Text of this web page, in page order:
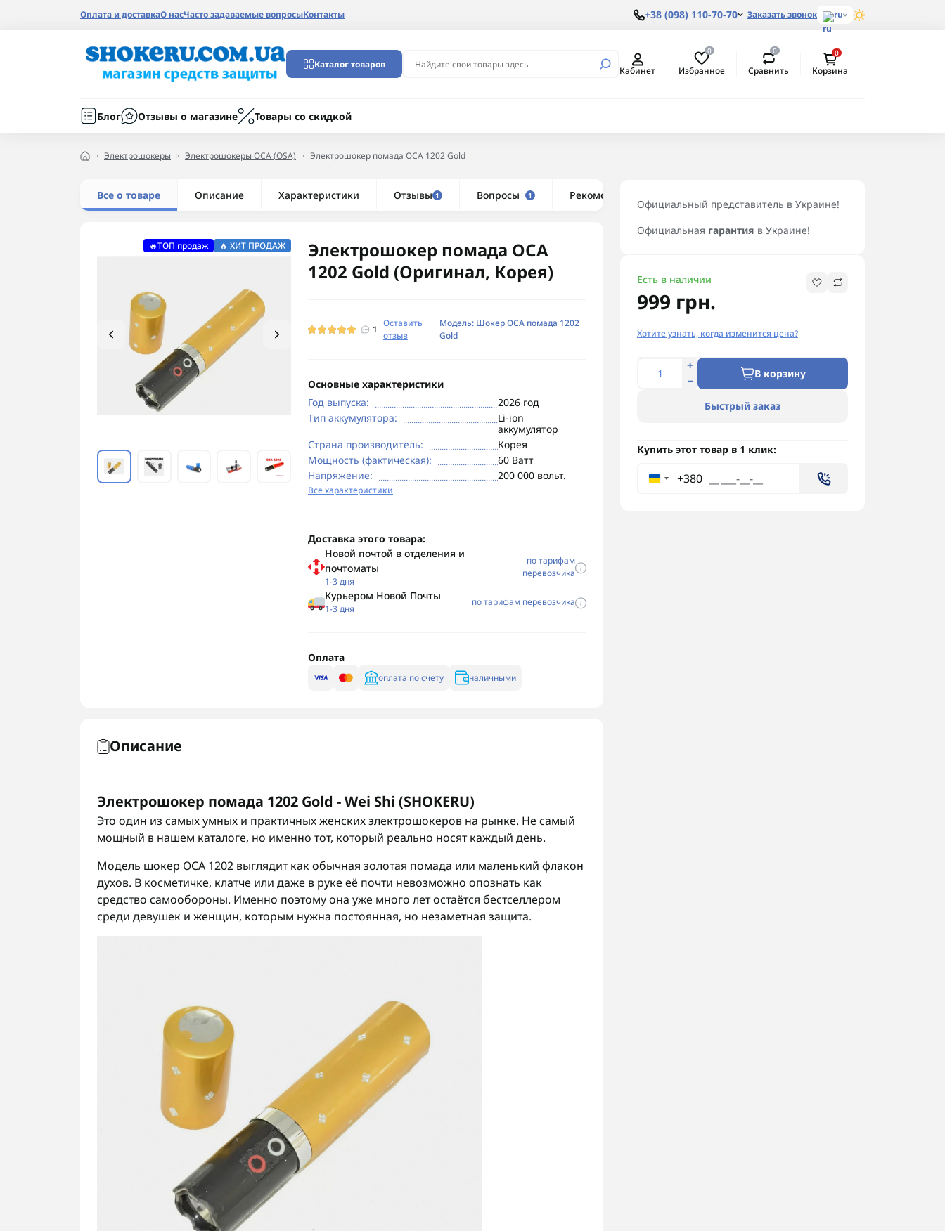
Оплата и доставкаО насЧасто задаваемые вопросыКонтакты +38 (098) 110-70-70 Заказать звонок ru
Каталог товаров
Кабинет
0
Избранное
0
Сравнить
0
Корзина
Блог Отзывы о магазине Товары со скидкой
Электрошокеры Электрошокеры ОСА (OSA) Электрошокер помада ОСА 1202 Gold
Все о товаре Описание Характеристики Отзывы 1 Вопросы 1 Рекомендуем
🔥ТОП продаж 🔥 ХИТ ПРОДАЖ
Электрошокер помада ОСА
1202 Gold (Оригинал, Корея)
1
Оставить
отзыв
Модель: Шокер ОСА помада 1202
Gold
Официальный представитель в Украине!
Официальная гарантия в Украине!
Есть в наличии
999 грн.
Хотите узнать, когда изменится цена?
В корзину
Быстрый заказ
Купить этот товар в 1 клик:
+380
Основные характеристики
Год выпуска:
2026 год
Тип аккумулятора:
Li-ion
аккумулятор
Страна производитель:
Корея
Мощность (фактическая):
60 Ватт
Напряжение:
200 000 вольт.
Все характеристики
Доставка этого товара:
Новой почтой в отделения и
почтоматы
1-3 дня
по тарифам
перевозчика
Курьером Новой Почты
1-3 дня
по тарифам перевозчика
Оплата
оплата по счету наличными
Описание
Электрошокер помада 1202 Gold - Wei Shi (SHOKERU)
Это один из самых умных и практичных женских электрошокеров на рынке. Не самый
мощный в нашем каталоге, но именно тот, который реально носят каждый день.
Модель шокер ОСА 1202 выглядит как обычная золотая помада или маленький флакон
духов. В косметичке, клатче или даже в руке её почти невозможно опознать как
средство самообороны. Именно поэтому она уже много лет остаётся бестселлером
среди девушек и женщин, которым нужна постоянная, но незаметная защита.